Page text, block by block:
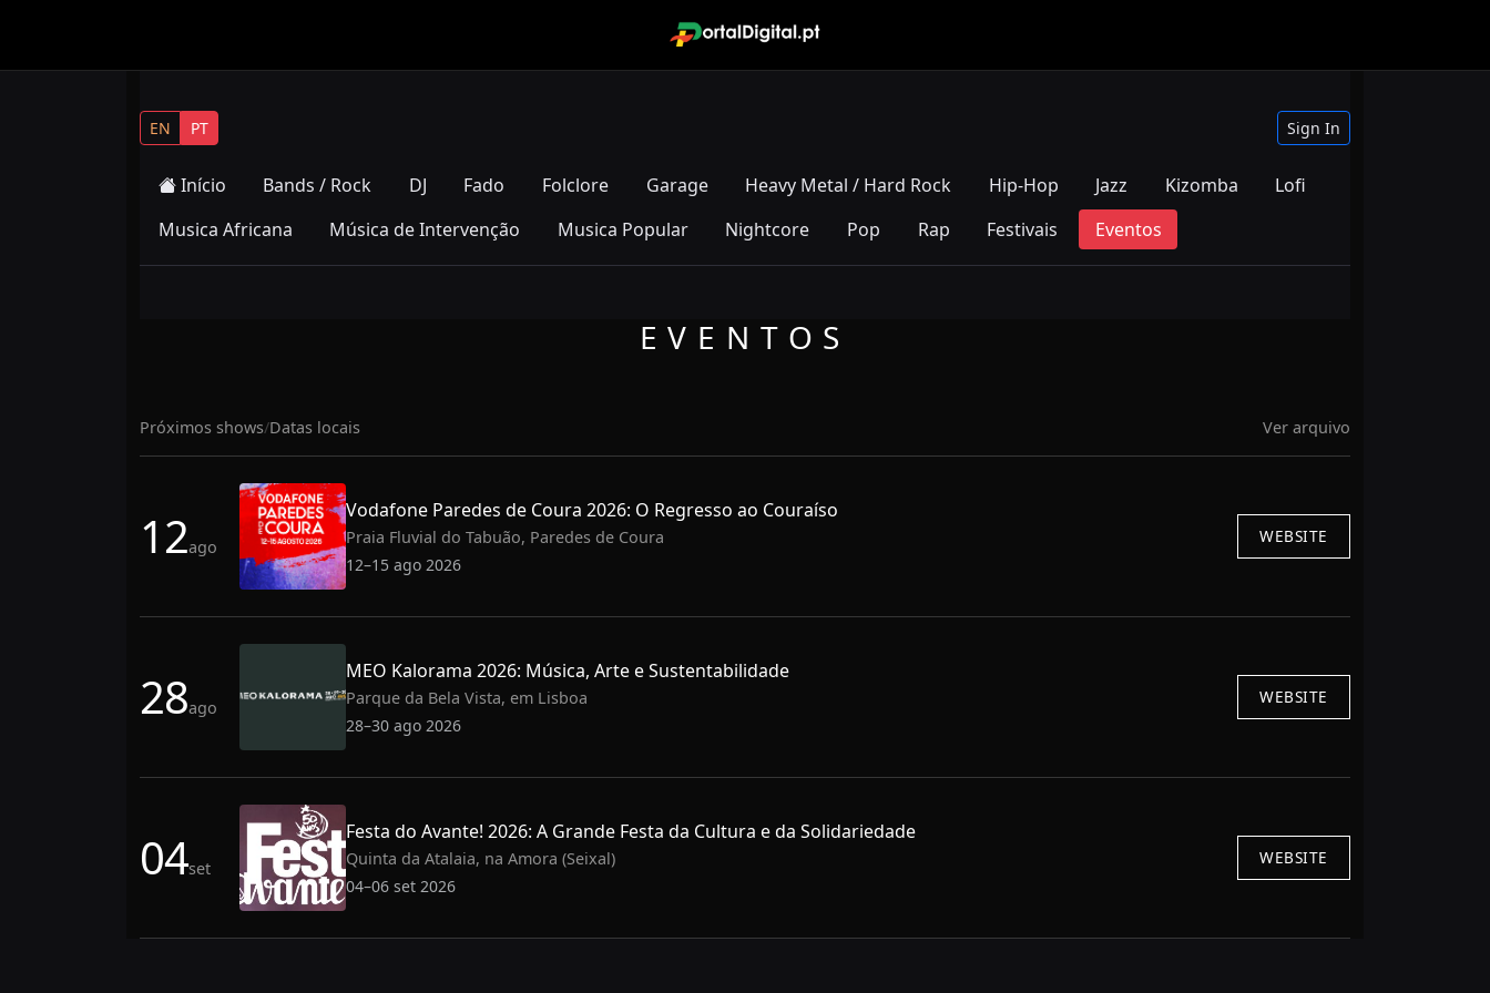
EN PT Sign In
Início Bands / Rock DJ Fado Folclore Garage Heavy Metal / Hard Rock Hip-Hop Jazz Kizomba
Lofi
Musica Africana
Música de Intervenção Musica Popular Nightcore Pop Rap Festivais Eventos
EVENTOS
Próximos shows/Datas locais Ver arquivo
12ago
Vodafone Paredes de Coura 2026: O Regresso ao Couraíso
Praia Fluvial do Tabuão, Paredes de Coura
12–15 ago 2026
WEBSITE
28ago
MEO Kalorama 2026: Música, Arte e Sustentabilidade
Parque da Bela Vista, em Lisboa
28–30 ago 2026
WEBSITE
04set
Festa do Avante! 2026: A Grande Festa da Cultura e da Solidariedade
Quinta da Atalaia, na Amora (Seixal)
04–06 set 2026
WEBSITE